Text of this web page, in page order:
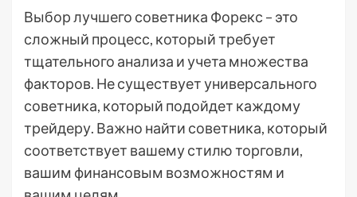
Выбор лучшего советника Форекс – это
сложный процесс, который требует
тщательного анализа и учета множества
факторов. Не существует универсального
советника, который подойдет каждому
трейдеру. Важно найти советника, который
соответствует вашему стилю торговли,
вашим финансовым возможностям и